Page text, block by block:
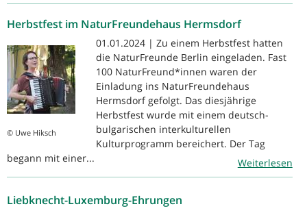
Herbstfest im NaturFreundehaus Hermsdorf
© Uwe Hiksch
01.01.2024 | Zu einem Herbstfest hatten
die NaturFreunde Berlin eingeladen. Fast
100 NaturFreund*innen waren der
Einladung ins NaturFreundehaus
Hermsdorf gefolgt. Das diesjährige
Herbstfest wurde mit einem deutsch-
bulgarischen interkulturellen
Kulturprogramm bereichert. Der Tag
begann mit einer...
Weiterlesen
Liebknecht-Luxemburg-Ehrungen